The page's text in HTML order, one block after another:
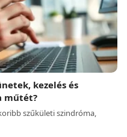
kezelés és
műtét?
szűkületi szindróma,